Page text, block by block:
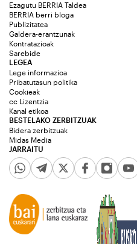
Ezagutu BERRIA Taldea
BERRIA berri bloga
Publizitatea
Galdera-erantzunak
Kontratazioak
Sarebide
JARRAITU
LEGEA
Lege informazioa
Pribatutasun politika
Cookieak
cc Lizentzia
Kanal etikoa
BESTELAKO ZERBITZUAK
Bidera zerbitzuak
Midas Media